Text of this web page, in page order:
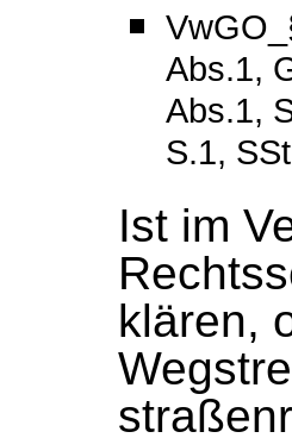
Abs.1,
Abs.1,
S.1,
Ist im
klären,